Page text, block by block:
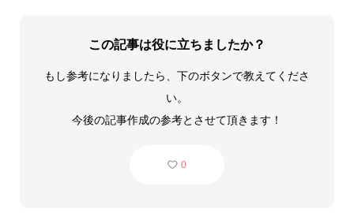
この記事は役に立ちましたか？
もし参考になりましたら、下のボタンで教えてくださ
い。
今後の記事作成の参考とさせて頂きます！
0